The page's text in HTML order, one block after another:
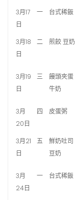
3月17
日
一 台式稀飯
3月18
日
二 煎餃 豆奶
3月19
日
三
饅頭夾蛋
牛奶
3月
20日
四 皮蛋粥
3月21
日
五
鮮奶吐司
豆奶
3月
24日
一 台式稀飯